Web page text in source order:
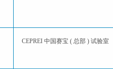
CEPREI 中国赛宝 ( 总部 ) 试验室